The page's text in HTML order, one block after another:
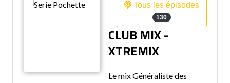
Tous les épisodes
130
CLUB MIX -
XTREMIX
Le mix Généraliste des